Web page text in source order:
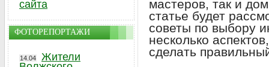
мастеров, так и
статье будет
советы по выбору
несколько
сделать
сайта
ФОТОРЕПОРТАЖИ
14.04
Жители